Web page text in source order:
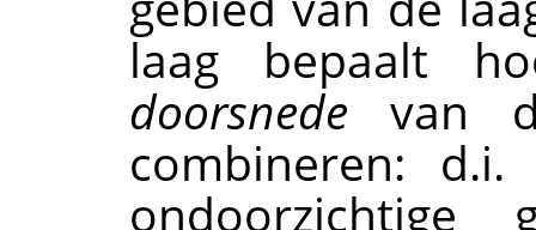
laag bepaalt
doorsnede van
combineren: d.i.